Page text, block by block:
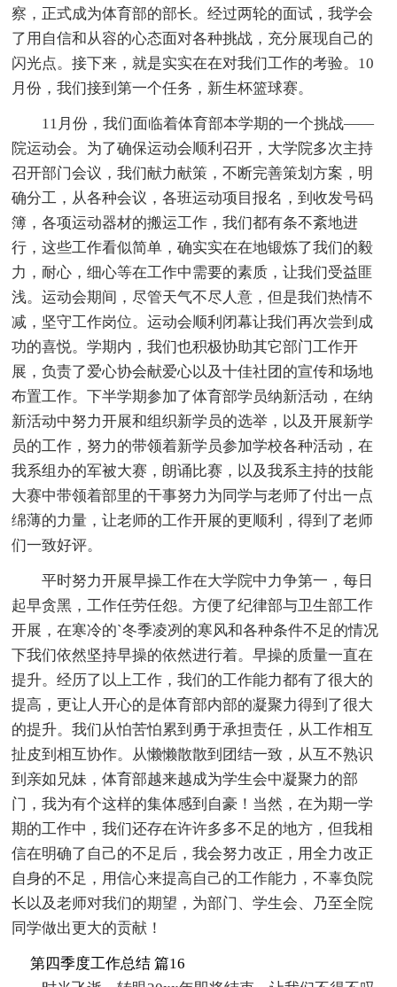
察，正式成为体育部的部长。经过两轮的面试，我学会
了用自信和从容的心态面对各种挑战，充分展现自己的
闪光点。接下来，就是实实在在对我们工作的考验。10
月份，我们接到第一个任务，新生杯篮球赛。
11月份，我们面临着体育部本学期的一个挑战——
院运动会。为了确保运动会顺利召开，大学院多次主持
召开部门会议，我们献力献策，不断完善策划方案，明
确分工，从各种会议，各班运动项目报名，到收发号码
簿，各项运动器材的搬运工作，我们都有条不紊地进
行，这些工作看似简单，确实实在在地锻炼了我们的毅
力，耐心，细心等在工作中需要的素质，让我们受益匪
浅。运动会期间，尽管天气不尽人意，但是我们热情不
减，坚守工作岗位。运动会顺利闭幕让我们再次尝到成
功的喜悦。学期内，我们也积极协助其它部门工作开
展，负责了爱心协会献爱心以及十佳社团的宣传和场地
布置工作。下半学期参加了体育部学员纳新活动，在纳
新活动中努力开展和组织新学员的选举，以及开展新学
员的工作，努力的带领着新学员参加学校各种活动，在
我系组办的军被大赛，朗诵比赛，以及我系主持的技能
大赛中带领着部里的干事努力为同学与老师了付出一点
绵薄的力量，让老师的工作开展的更顺利，得到了老师
们一致好评。
平时努力开展早操工作在大学院中力争第一，每日
起早贪黑，工作任劳任怨。方便了纪律部与卫生部工作
开展，在寒冷的`冬季凌冽的寒风和各种条件不足的情况
下我们依然坚持早操的依然进行着。早操的质量一直在
提升。经历了以上工作，我们的工作能力都有了很大的
提高，更让人开心的是体育部内部的凝聚力得到了很大
的提升。我们从怕苦怕累到勇于承担责任，从工作相互
扯皮到相互协作。从懒懒散散到团结一致，从互不熟识
到亲如兄妹，体育部越来越成为学生会中凝聚力的部
门，我为有个这样的集体感到自豪！当然，在为期一学
期的工作中，我们还存在许许多多不足的地方，但我相
信在明确了自己的不足后，我会努力改正，用全力改正
自身的不足，用信心来提高自己的工作能力，不辜负院
长以及老师对我们的期望，为部门、学生会、乃至全院
同学做出更大的贡献！
第四季度工作总结 篇16